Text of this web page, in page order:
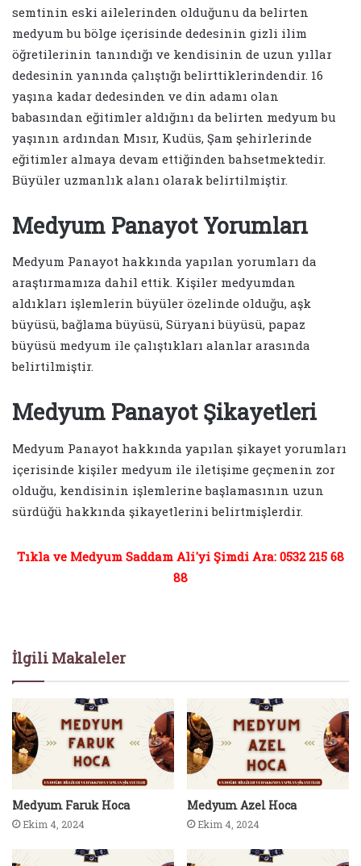
semtinin eski ailelerinden olduğunu da belirten
medyum bu bölge içerisinde dedesinin gizli ilim
öğretilerinin tanındığı ve kendisinin de uzun yıllar
dedesinin yanında çalıştığı belirttiklerindendir. 16
yaşına kadar dedesinden ve din adamı olan
babasından eğitimler aldığını da belirten medyum bu
yaşının ardından Mısır, Kudüs, Şam şehirlerinde
eğitimler almaya devam ettiğinden bahsetmektedir.
Büyüler uzmanlık alanı olarak belirtilmiştir.
Medyum Panayot Yorumları
Medyum Panayot hakkında yapılan yorumları da
araştırmamıza dahil ettik. Kişiler medyumdan
aldıkları işlemlerin büyüler özelinde olduğu, aşk
büyüsü, bağlama büyüsü, Süryani büyüsü, papaz
büyüsü medyum ile çalıştıkları alanlar arasında
belirtilmiştir.
Medyum Panayot Şikayetleri
Medyum Panayot hakkında yapılan şikayet yorumları
içerisinde kişiler medyum ile iletişime geçmenin zor
olduğu, kendisinin işlemlerine başlamasının uzun
sürdüğü hakkında şikayetlerini belirtmişlerdir.
Tıkla ve Medyum Saddam Ali'yi Şimdi Ara: 0532 215 68
88
İlgili Makaleler
Medyum Faruk Hoca
Ekim 4, 2024
Medyum Azel Hoca
Ekim 4, 2024